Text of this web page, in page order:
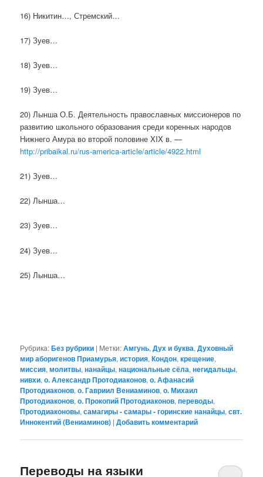
16) Никитин…, Стремский…
17) Зуев…
18) Зуев…
19) Зуев…
20) Лынша О.Б. Деятельность православных миссионеров по
развитию школьного образования среди коренных народов
Нижнего Амура во второй половине XIX в. —
http://pribaikal.ru/rus-america-article/article/4922.html
21) Зуев…
22) Лынша…
23) Зуев…
24) Зуев…
25) Лынша…
Рубрика:Без рубрики | Метки:Амгунь,Дух и буква,Духовный
мир аборигенов Приамурья,история,Кондон,крещение,
миссия,молитвы,нанайцы,национальные сёла,негидальцы,
нивхи,о. Александр Протодиаконов,о. Афанасий
Протодиаконов,о. Гавриил Вениаминов,о. Михаил
Протодиаконов,о. Прокопий Протодиаконов,переводы,
Протодиаконовы,самагиры - самары - горинские нанайцы,свт.
Иннокентий (Вениаминов) |Добавить комментарий
Переводы на языки